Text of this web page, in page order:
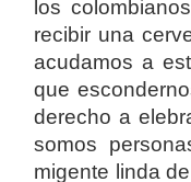
los
recibir una
acudamos a
que
derecho a
somos
migente linda